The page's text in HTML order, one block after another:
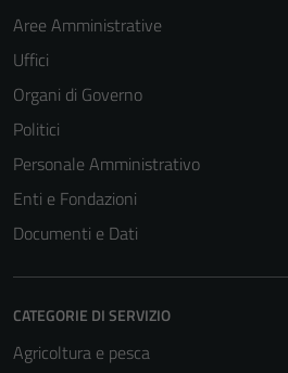
Aree Amministrative
Uffici
Organi di Governo
Politici
Personale Amministrativo
Enti e Fondazioni
Documenti e Dati
CATEGORIE DI SERVIZIO
Agricoltura e pesca